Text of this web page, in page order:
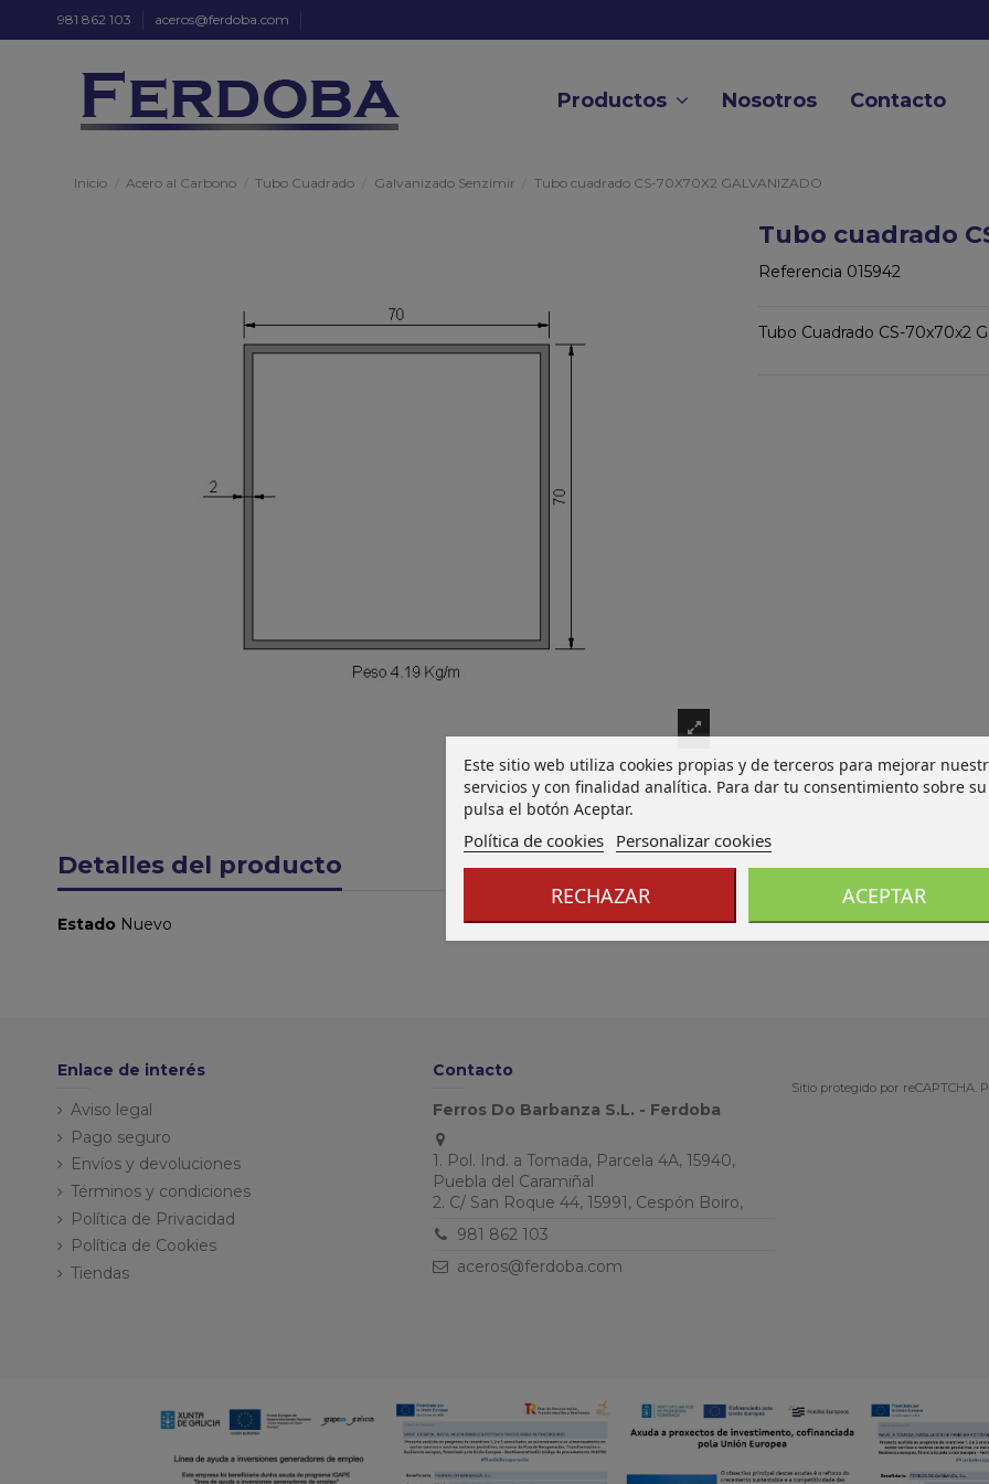
981 862 103 aceros@ferdoba.com
Productos Nosotros Contacto
Inicio Acero al Carbono Tubo Cuadrado Galvanizado Senzimir Tubo cuadrado CS-70X70X2 GALVANIZADO
Tubo cuadrado
Referencia 015942
Tubo Cuadrado CS-70x70x2
Detalles del producto
Estado Nuevo
Enlace de interés
Aviso legal
Pago seguro
Envíos y devoluciones
Términos y condiciones
Política de Privacidad
Política de Cookies
Tiendas
Contacto
Ferros Do Barbanza S.L. - Ferdoba
1. Pol. Ind. a Tomada, Parcela 4A, 15940,
Puebla del Caramiñal
2. C/ San Roque 44, 15991, Cespón Boiro,
981 862 103
aceros@ferdoba.com
Sitio protegido por reCAPTCHA.
Este sitio web utiliza cookies propias y de terceros para mejorar
servicios y con finalidad analítica. Para dar tu consentimiento sobre
pulsa el botón Aceptar.
Política de cookies Personalizar cookies
RECHAZAR ACEPTAR